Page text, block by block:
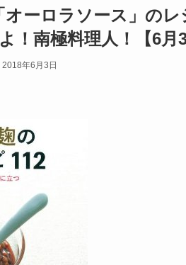
オーロラソース」の
！南極料理人！【6月3
2018年6月3日